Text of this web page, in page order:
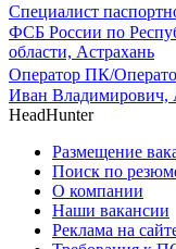
Специалист
ФСБ России по
области, Астрахань
Оператор ПК/
Иван Владимирович,
HeadHunter
Размещение
Поиск по
О компании
Наши вакансии
Реклама на